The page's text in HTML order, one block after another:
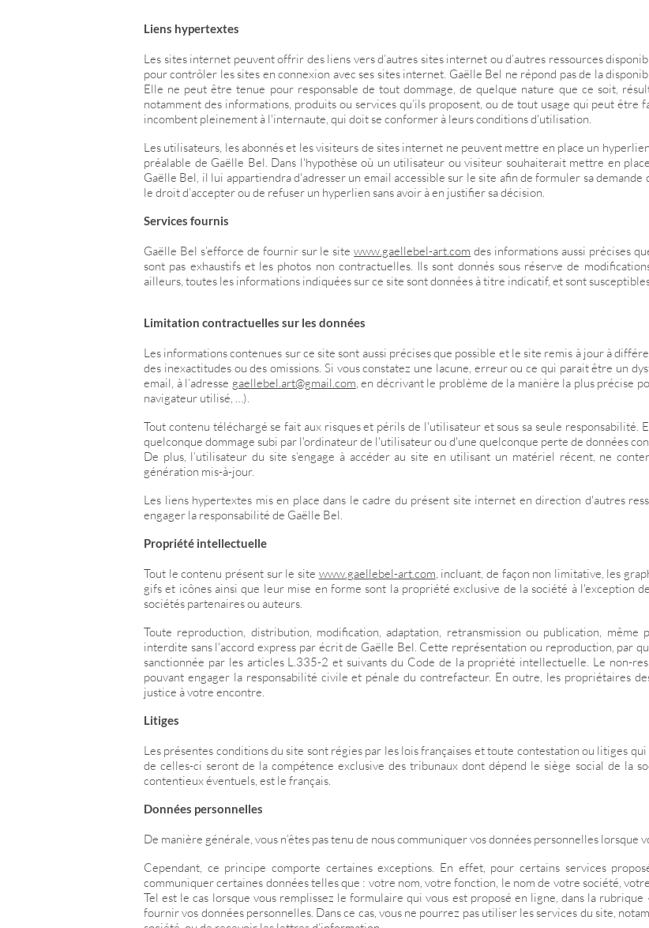
Liens hypertextes
Les sites internet peuvent offrir des liens vers d’autres sites internet ou d’autres ressources
pour contrôler les sites en connexion avec ses sites internet. Gaëlle Bel ne répond pas de la
Elle ne peut être tenue pour responsable de tout dommage, de quelque nature que ce soit,
notamment des informations, produits ou services qu’ils proposent, ou de tout usage qui peut être
incombent pleinement à l'internaute, qui doit se conformer à leurs conditions d'utilisation.
Les utilisateurs, les abonnés et les visiteurs de sites internet ne peuvent mettre en place un
préalable de Gaëlle Bel. Dans l'hypothèse où un utilisateur ou visiteur souhaiterait mettre en
Gaëlle Bel, il lui appartiendra d'adresser un email accessible sur le site afin de formuler sa
le droit d’accepter ou de refuser un hyperlien sans avoir à en justifier sa décision.
Services fournis
Gaëlle Bel s’efforce de fournir sur le sitewww.gaellebel-art.com des informations aussi précises
sont pas exhaustifs et les photos non contractuelles. Ils sont donnés sous réserve de
ailleurs, toutes les informations indiquées sur ce site sont données à titre indicatif, et sont
Limitation contractuelles sur les données
Les informations contenues sur ce site sont aussi précises que possible et le site remis à jour à
des inexactitudes ou des omissions. Si vous constatez une lacune, erreur ou ce qui parait être un
email, à l’adresse gaellebel.art@gmail.com, en décrivant le problème de la manière la plus précise
navigateur utilisé, …).
Tout contenu téléchargé se fait aux risques et périls de l'utilisateur et sous sa seule responsabilité.
quelconque dommage subi par l'ordinateur de l'utilisateur ou d'une quelconque perte de données
De plus, l’utilisateur du site s’engage à accéder au site en utilisant un matériel récent, ne
génération mis-à-jour.
Les liens hypertextes mis en place dans le cadre du présent site internet en direction d'autres
engager la responsabilité de Gaëlle Bel.
Propriété intellectuelle
Tout le contenu présent sur le site www.gaellebel-art.com, incluant, de façon non limitative, les
gifs et icônes ainsi que leur mise en forme sont la propriété exclusive de la société à l'exception
sociétés partenaires ou auteurs.
Toute reproduction, distribution, modification, adaptation, retransmission ou publication,
interdite sans l'accord express par écrit de Gaëlle Bel. Cette représentation ou reproduction, par
sanctionnée par les articles L.335-2 et suivants du Code de la propriété intellectuelle. Le non-
pouvant engager la responsabilité civile et pénale du contrefacteur. En outre, les propriétaires
justice à votre encontre.
Litiges
Les présentes conditions du site sont régies par les lois françaises et toute contestation ou litiges
de celles-ci seront de la compétence exclusive des tribunaux dont dépend le siège social de la
contentieux éventuels, est le français.
Données personnelles
De manière générale, vous n’êtes pas tenu de nous communiquer vos données personnelles lorsque
Cependant, ce principe comporte certaines exceptions. En effet, pour certains services
communiquer certaines données telles que : votre nom, votre fonction, le nom de votre société,
Tel est le cas lorsque vous remplissez le formulaire qui vous est proposé en ligne, dans la rubrique
fournir vos données personnelles. Dans ce cas, vous ne pourrez pas utiliser les services du site,